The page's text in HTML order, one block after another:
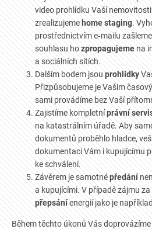
video prohlídku Vaší
zrealizujemehome staging.
prostřednictvím e‑mailu
souhlasu hozpropagujemena
a sociálních sítích.
Dalším bodem jsouprohlídky
Přizpůsobujeme je Vašim
sami provádíme bez Vaší
Zajistíme kompletníprávní
na katastrálním úřadě. Aby
dokumentů proběhlo hladce,
dokumentaci Vám i kupujícímu
ke schválení.
Závěrem je samotnépředání
a kupujícími. V případě zájmu
přepsáníenergií jako je
Během těchto úkonů Vás